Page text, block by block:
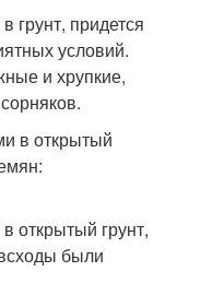
придется
условий.
и хрупкие,
открытый грунт,
были